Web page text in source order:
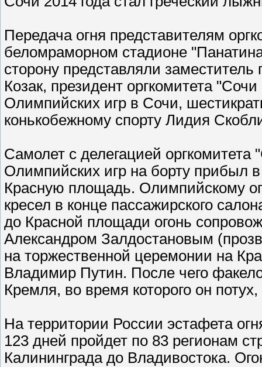
Передача огня представителям
беломраморном стадионе
сторону представляли
Козак, президент оргкомитета
Олимпийских игр в Сочи,
конькобежному спорту Лидия
Самолет с делегацией
Олимпийских игр на борту прибыл
Красную площадь. Олимпийскому
кресел в конце пассажирского
до Красной площади огонь
Александром Залдостановым
на торжественной церемонии на
Владимир Путин. После чего
Кремля, во время которого он
На территории России эстафета
123 дней пройдет по 83 регионам
Калининграда до Владивостока.